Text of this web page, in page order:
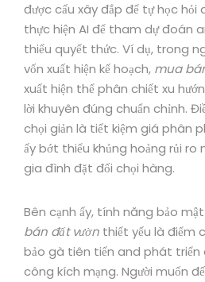
được cấu xây đắp để tự học
thực hiện AI để tham dự đoán
thiếu quyết thức. Ví dụ, trong
vốn xuất hiện kế hoạch, mua
xuất hiện thể phân chiết xu
lời khuyên đúng chuẩn chỉnh.
chọi giản là tiết kiệm giá phân
ấy bớt thiểu khủng hoảng rủi
gia đình đặt đối chọi hàng.
Bên cạnh ấy, tính năng bảo
bán đất vườn thiết yếu là điểm
bảo gà tiên tiến and phát triển
công kích mạng. Người muốn